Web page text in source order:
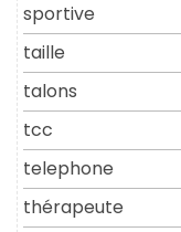
sportive
taille
talons
tcc
telephone
thérapeute